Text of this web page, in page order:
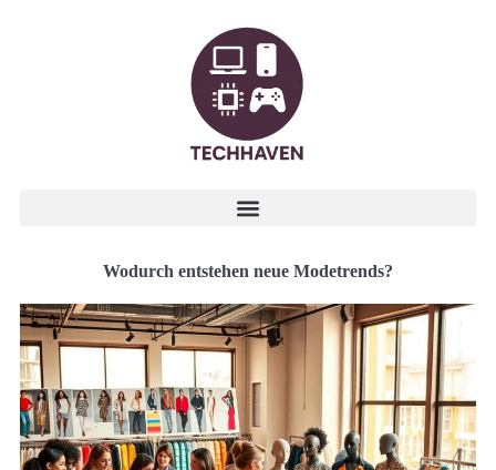
Wodurch entstehen neue Modetrends?